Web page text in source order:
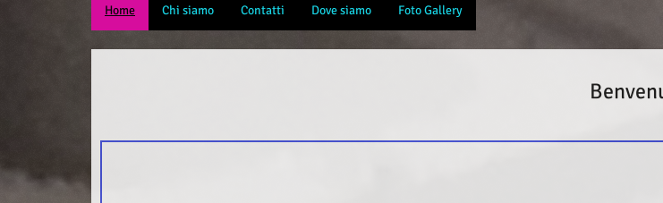
Home Chi siamo Contatti Dove siamo Foto Gallery
Benvenuti nel nostro sito web